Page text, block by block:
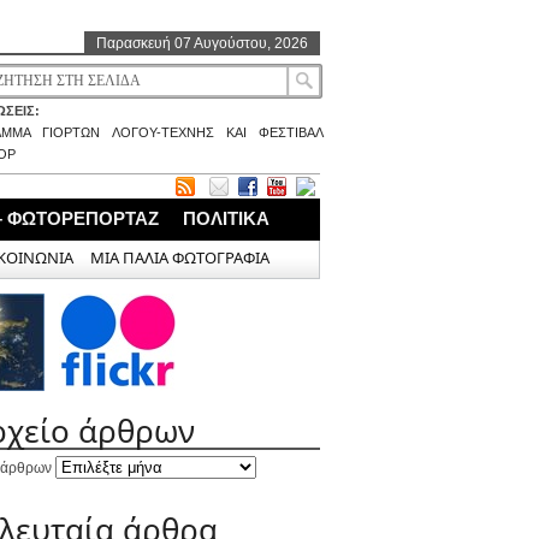
Παρασκευή 07 Αυγούστου, 2026
ΓΙΟΡΤΩΝ ΛΟΓΟΥ-ΤΕΧΝΗΣ ΚΑΙ ΦΕΣΤΙΒΑΛ
ΦΩΤΟΡΕΠΟΡΤΑΖ ΠΟΛΙΤΙΚΑ
ΜΙΑ ΠΑΛΙΑ ΦΩΤΟΓΡΑΦΙΑ
άρθρων
άρθρων
άρθρα